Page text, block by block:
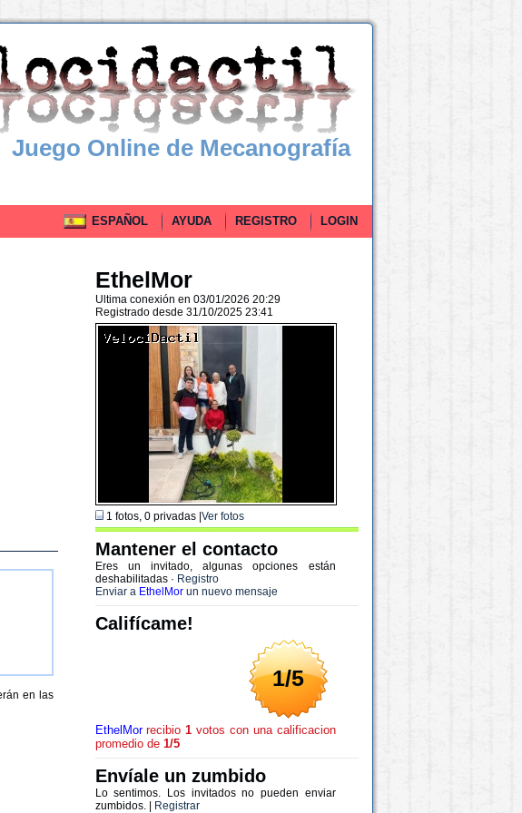
Juego Online de Mecanografía
ESPAÑOL AYUDA REGISTRO LOGIN
en las
EthelMor
Ultima conexión en 03/01/2026 20:29
Registrado desde 31/10/2025 23:41
1 fotos, 0 privadas | Ver fotos
Mantener el contacto
Eres un invitado, algunas opciones están
deshabilitadas · Registro
Enviar a EthelMorun nuevo mensaje
Califícame!
1/5
EthelMorrecibio1 votos con una calificacion
promedio de 1/5
Envíale un zumbido
Lo sentimos. Los invitados no pueden enviar
zumbidos. |
Registrar